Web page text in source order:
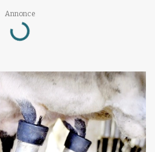
Annonce
Loading...